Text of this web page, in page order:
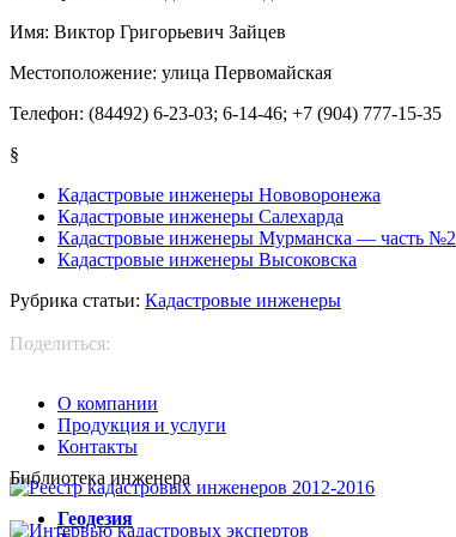
Имя: Виктор Григорьевич Зайцев
Местоположение: улица Первомайская
Телефон: (84492) 6-23-03; 6-14-46; +7 (904) 777-15-35
§
Кадастровые инженеры Нововоронежа
Кадастровые инженеры Салехарда
Кадастровые инженеры Мурманска — часть №2
Кадастровые инженеры Высоковска
Рубрика статьи: Кадастровые инженеры
Поделиться:
О компании
Продукция и услуги
Контакты
Библиотека инженера
Геодезия